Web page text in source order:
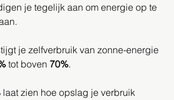
je tegelijk aan om energie op te
je zelfverbruik van zonne-energie
tot boven 70%.
laat zien hoe opslag je verbruik